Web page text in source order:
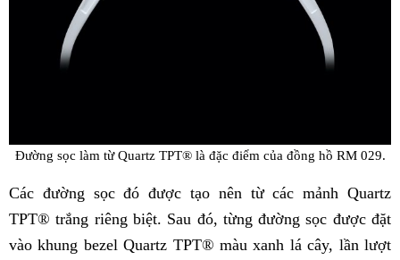
Đường sọc làm từ Quartz TPT® là đặc điểm của đồng hồ RM 029.
Các đường sọc đó được tạo nên từ các mảnh Quartz
TPT® trắng riêng biệt. Sau đó, từng đường sọc được đặt
vào khung bezel Quartz TPT® màu xanh lá cây, lần lượt